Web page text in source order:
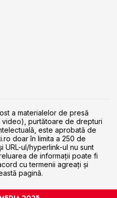
a materialelor de presă
video), purtătoare de drepturi
este aprobată de
doar în limita a 250 de
URL-ul/hyperlink-ul nu sunt
de informaţii poate fi
cu termenii agreaţi şi
pagină.